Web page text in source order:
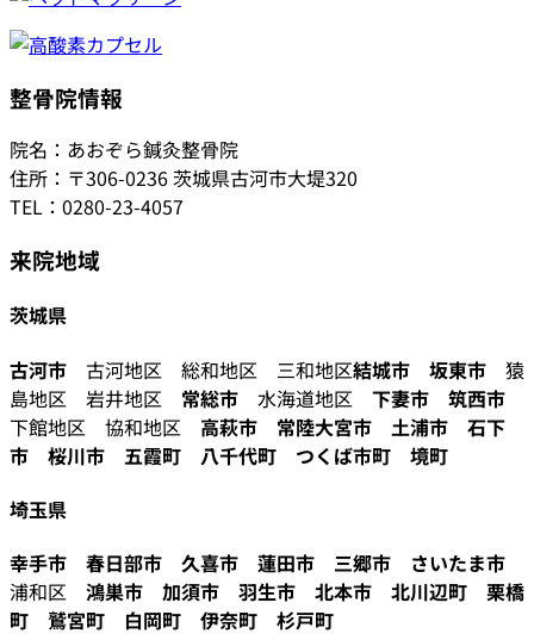
整骨院情報
院名：あおぞら鍼灸整骨院
住所：〒306-0236 茨城県古河市大堤320
TEL：0280-23-4057
来院地域
茨城県
古河市 古河地区 総和地区 三和地区結城市 坂東市 猿
島地区 岩井地区 常総市 水海道地区 下妻市
筑西市
下館地区 協和地区 高萩市 常陸大宮市 土浦市
石下
市
桜川市 五霞町 八千代町 つくば市町
境町
埼玉県
幸手市
春日部市 久喜市 蓮田市 三郷市
さいたま市
浦和区 鴻巣市 加須市 羽生市 北本市 北川辺町
栗橋
町
鷲宮町 白岡町 伊奈町
杉戸町